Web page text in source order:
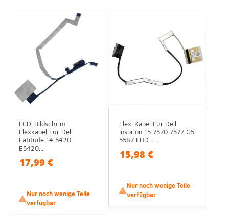
LCD-Bildschirm-
Flexkabel Für Dell
Latitude 14 5420
E5420...
17,99 €

Nur noch wenige Teile
verfügbar
Flex-Kabel Für Dell
Inspiron 15 7570 7577 G5
5587 FHD -...
15,98 €

Nur noch wenige Teile
verfügbar